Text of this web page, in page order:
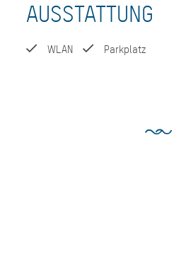
AUSSTATTUNG
WLAN Parkplatz